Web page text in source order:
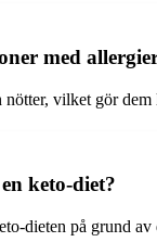
med
vilket gör
keto-diet?
dieten på grund